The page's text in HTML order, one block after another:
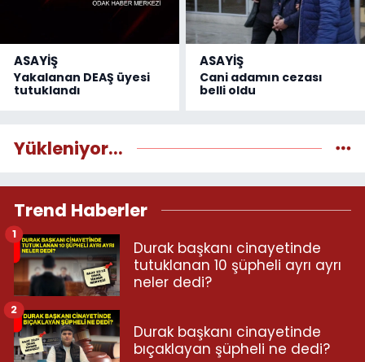
ASAYİŞ
Yakalanan DEAŞ üyesi
tutuklandı
ASAYİŞ
Cani adamın cezası
belli oldu
Yükleniyor...
Trend Haberler
Durak başkanı cinayetinde
tutuklanan 10 şüpheli ayrı ayrı
neler dedi?
1
Durak başkanı cinayetinde
bıçaklayan şüpheli ne dedi?
2